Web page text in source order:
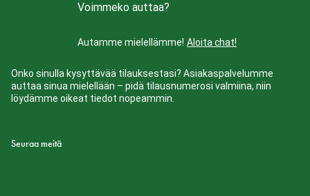
Voimmeko auttaa?
Autamme mielellämme! Aloita chat!
Onko sinulla kysyttävää tilauksestasi? Asiakaspalvelumme
auttaa sinua mielellään – pidä tilausnumerosi valmiina, niin
löydämme oikeat tiedot nopeammin.
Seuraa meitä